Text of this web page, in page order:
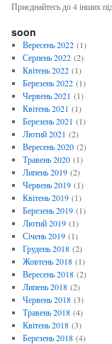
Приєднайтесь до 4 інших
soon
Вересень 2022(1)
Серпень 2022(2)
Квітень 2022(1)
Березень 2022(1)
Червень 2021 (1)
Квітень 2021 (1)
Березень 2021 (1)
Лютий 2021 (2)
Вересень 2020(2)
Травень 2020(1)
Липень 2019(2)
Червень 2019(1)
Квітень 2019(1)
Березень 2019(1)
Лютий 2019(1)
Січень 2019(1)
Грудень 2018(2)
Жовтень 2018(1)
Вересень 2018(2)
Липень 2018(2)
Червень 2018(3)
Травень 2018(4)
Квітень 2018(3)
Березень 2018(4)